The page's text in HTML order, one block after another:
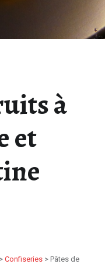
à
et
Confiseries> Pâtes de